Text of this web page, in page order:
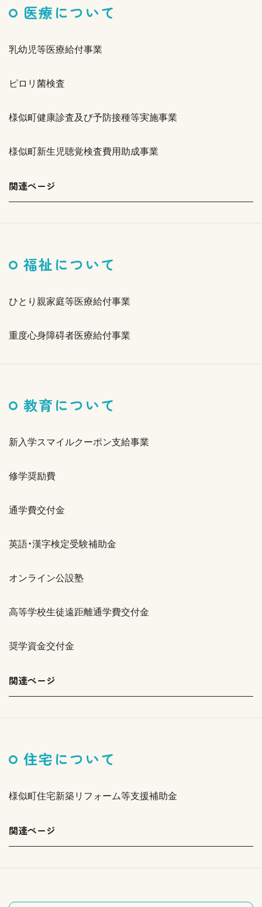
医療について
乳幼児等医療給付事業
ピロリ菌検査
様似町健康診査及び予防接種等実施事業
様似町新生児聴覚検査費用助成事業
関連ページ
福祉について
ひとり親家庭等医療給付事業
重度心身障碍者医療給付事業
教育について
新入学スマイルクーポン支給事業
修学奨励費
通学費交付金
英語・漢字検定受験補助金
オンライン公設塾
高等学校生徒遠距離通学費交付金
奨学資金交付金
関連ページ
住宅について
様似町住宅新築リフォーム等支援補助金
関連ページ